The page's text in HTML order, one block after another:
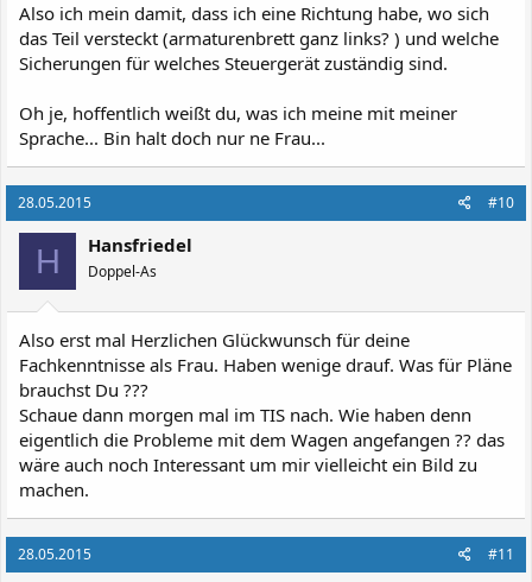
Also ich mein damit, dass ich eine Richtung habe, wo sich
das Teil versteckt (armaturenbrett ganz links? ) und welche
Sicherungen für welches Steuergerät zuständig sind.
Oh je, hoffentlich weißt du, was ich meine mit meiner
Sprache... Bin halt doch nur ne Frau...
28.05.2015 #10
H Hansfriedel
Doppel-As
Also erst mal Herzlichen Glückwunsch für deine
Fachkenntnisse als Frau. Haben wenige drauf. Was für Pläne
brauchst Du ???
Schaue dann morgen mal im TIS nach. Wie haben denn
eigentlich die Probleme mit dem Wagen angefangen ?? das
wäre auch noch Interessant um mir vielleicht ein Bild zu
machen.
28.05.2015 #11